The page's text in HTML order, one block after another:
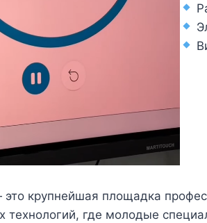
крупнейшая площадка
технологий, где молодые